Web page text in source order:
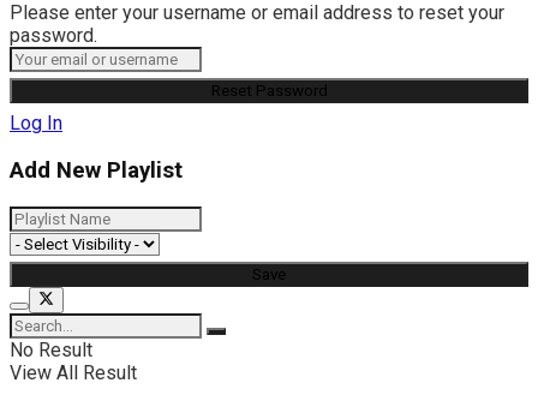
Please enter your username or email address to reset your
password.
Log In
Add New Playlist
No Result
View All Result